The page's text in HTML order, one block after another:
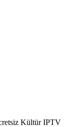
Kültür IPTV